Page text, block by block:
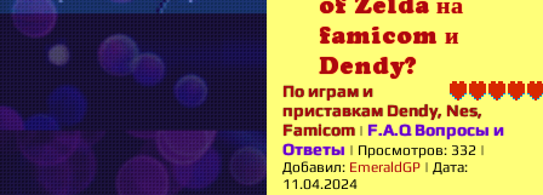
of Zelda на
famicom и
Dendy?
По играм и
приставкам Dendy, Nes,
Famicom | F.A.Q Вопросы и
Ответы | Просмотров: 332 |
Добавил: EmeraldGP | Дата:
11.04.2024